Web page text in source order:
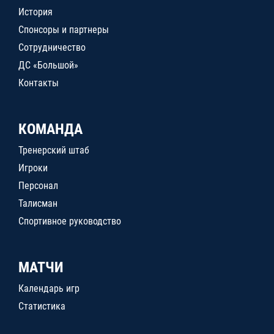
История
Спонсоры и партнеры
Сотрудничество
ДС «Большой»
Контакты
КОМАНДА
Тренерский штаб
Игроки
Персонал
Талисман
Спортивное руководство
МАТЧИ
Календарь игр
Статистика